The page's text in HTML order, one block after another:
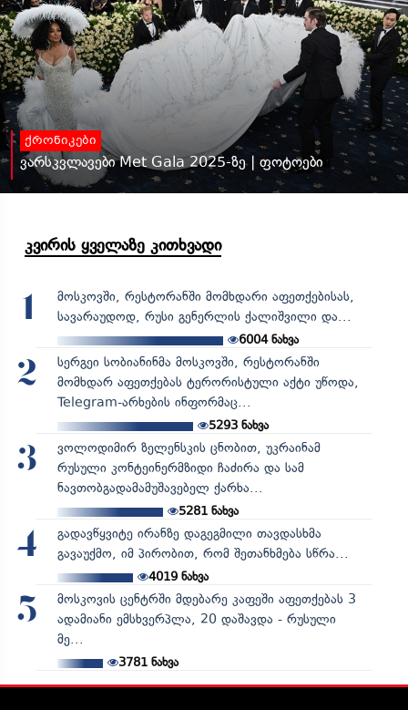
ქრონიკები
ვარსკვლავები Met Gala 2025-ზე | ფოტოები
კვირის ყველაზე კითხვადი
1
მოსკოვში, რესტორანში მომხდარი აფეთქებისას,
სავარაუდოდ, რუსი გენერლის ქალიშვილი და...
6004ნახვა
2
სერგეი სობიანინმა მოსკოვში, რესტორანში
მომხდარ აფეთქებას ტერორისტული აქტი უწოდა,
Telegram-არხების ინფორმაც...
5293ნახვა
3
ვოლოდიმირ ზელენსკის ცნობით, უკრაინამ
რუსული კონტეინერმზიდი ჩაძირა და სამ
ნავთობგადამამუშავებელ ქარხა...
5281ნახვა
4
გადავწყვიტე ირანზე დაგეგმილი თავდასხმა
გავაუქმო, იმ პირობით, რომ შეთანხმება სწრა...
4019ნახვა
5
მოსკოვის ცენტრში მდებარე კაფეში აფეთქებას 3
ადამიანი ემსხვერპლა, 20 დაშავდა - რუსული
მე...
3781ნახვა